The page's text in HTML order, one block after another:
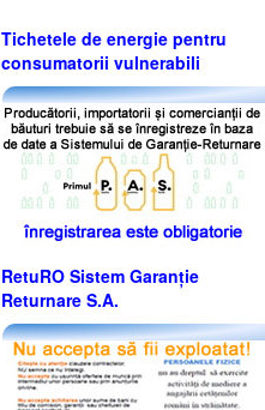
Tichetele de energie pentru
consumatorii vulnerabili
RetuRO Sistem Garanție
Returnare S.A.